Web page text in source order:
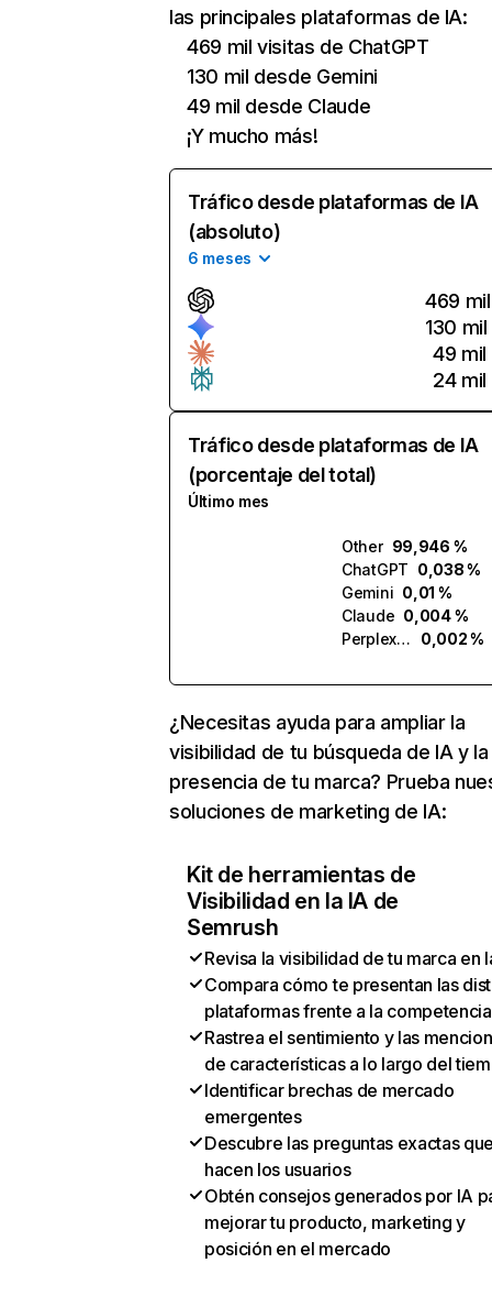
las principales plataformas de IA:
469 mil visitas de ChatGPT
130 mil desde Gemini
49 mil desde Claude
¡Y mucho más!
Tráfico desde plataformas de IA
(absoluto)
6 meses
469 mil
130 mil
49 mil
24 mil
Tráfico desde plataformas de IA
(porcentaje del total)
Último mes
Other 99,946 %
ChatGPT 0,038 %
Gemini 0,01 %
Claude 0,004 %
Perplexity
0,002 %
¿Necesitas ayuda para ampliar la
visibilidad de tu búsqueda de IA y la
presencia de tu marca? Prueba
soluciones de marketing de IA:
Kit de herramientas de
Visibilidad en la IA de
Semrush
Revisa la visibilidad de tu marca en
Compara cómo te presentan las
plataformas frente a la competencia
Rastrea el sentimiento y las
de características a lo largo del
Identificar brechas de mercado
emergentes
Descubre las preguntas exactas
hacen los usuarios
Obtén consejos generados por IA
mejorar tu producto, marketing y
posición en el mercado